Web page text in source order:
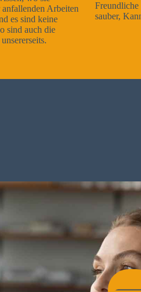
Freundliche Mitarbeiter,
sauber, Kann ich nur